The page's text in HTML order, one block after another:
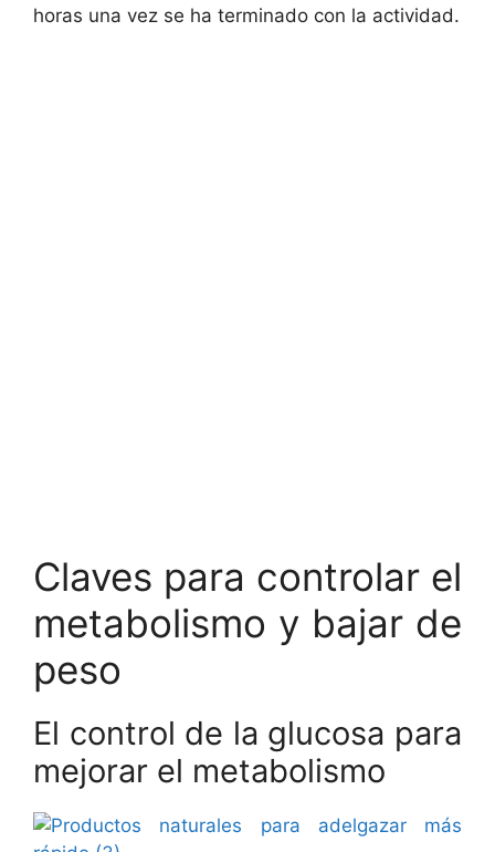
horas una vez se ha terminado con la actividad.
Claves para controlar el
metabolismo y bajar de
peso
El control de la glucosa para
mejorar el metabolismo